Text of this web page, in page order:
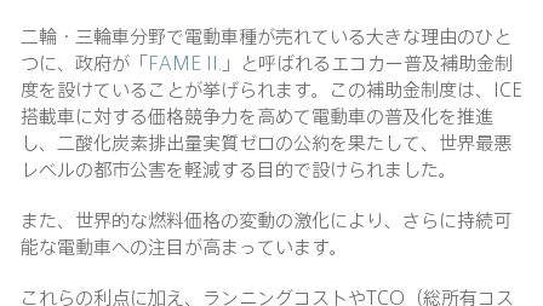
二輪・三輪車分野で電動車種が売れている大きな理由のひと
つに、政府が「FAME II. 」と呼ばれるエコカー普及補助金制
度を設けていることが挙げられます。この補助金制度は、ICE
搭載車に対する価格競争力を高めて電動車の普及化を推進
し、二酸化炭素排出量実質ゼロの公約を果たして、世界最悪
レベルの都市公害を軽減する目的で設けられました。
また、世界的な燃料価格の変動の激化により、さらに持続可
能な電動車への注目が高まっています。
これらの利点に加え、ランニングコストやTCO（総所有コス